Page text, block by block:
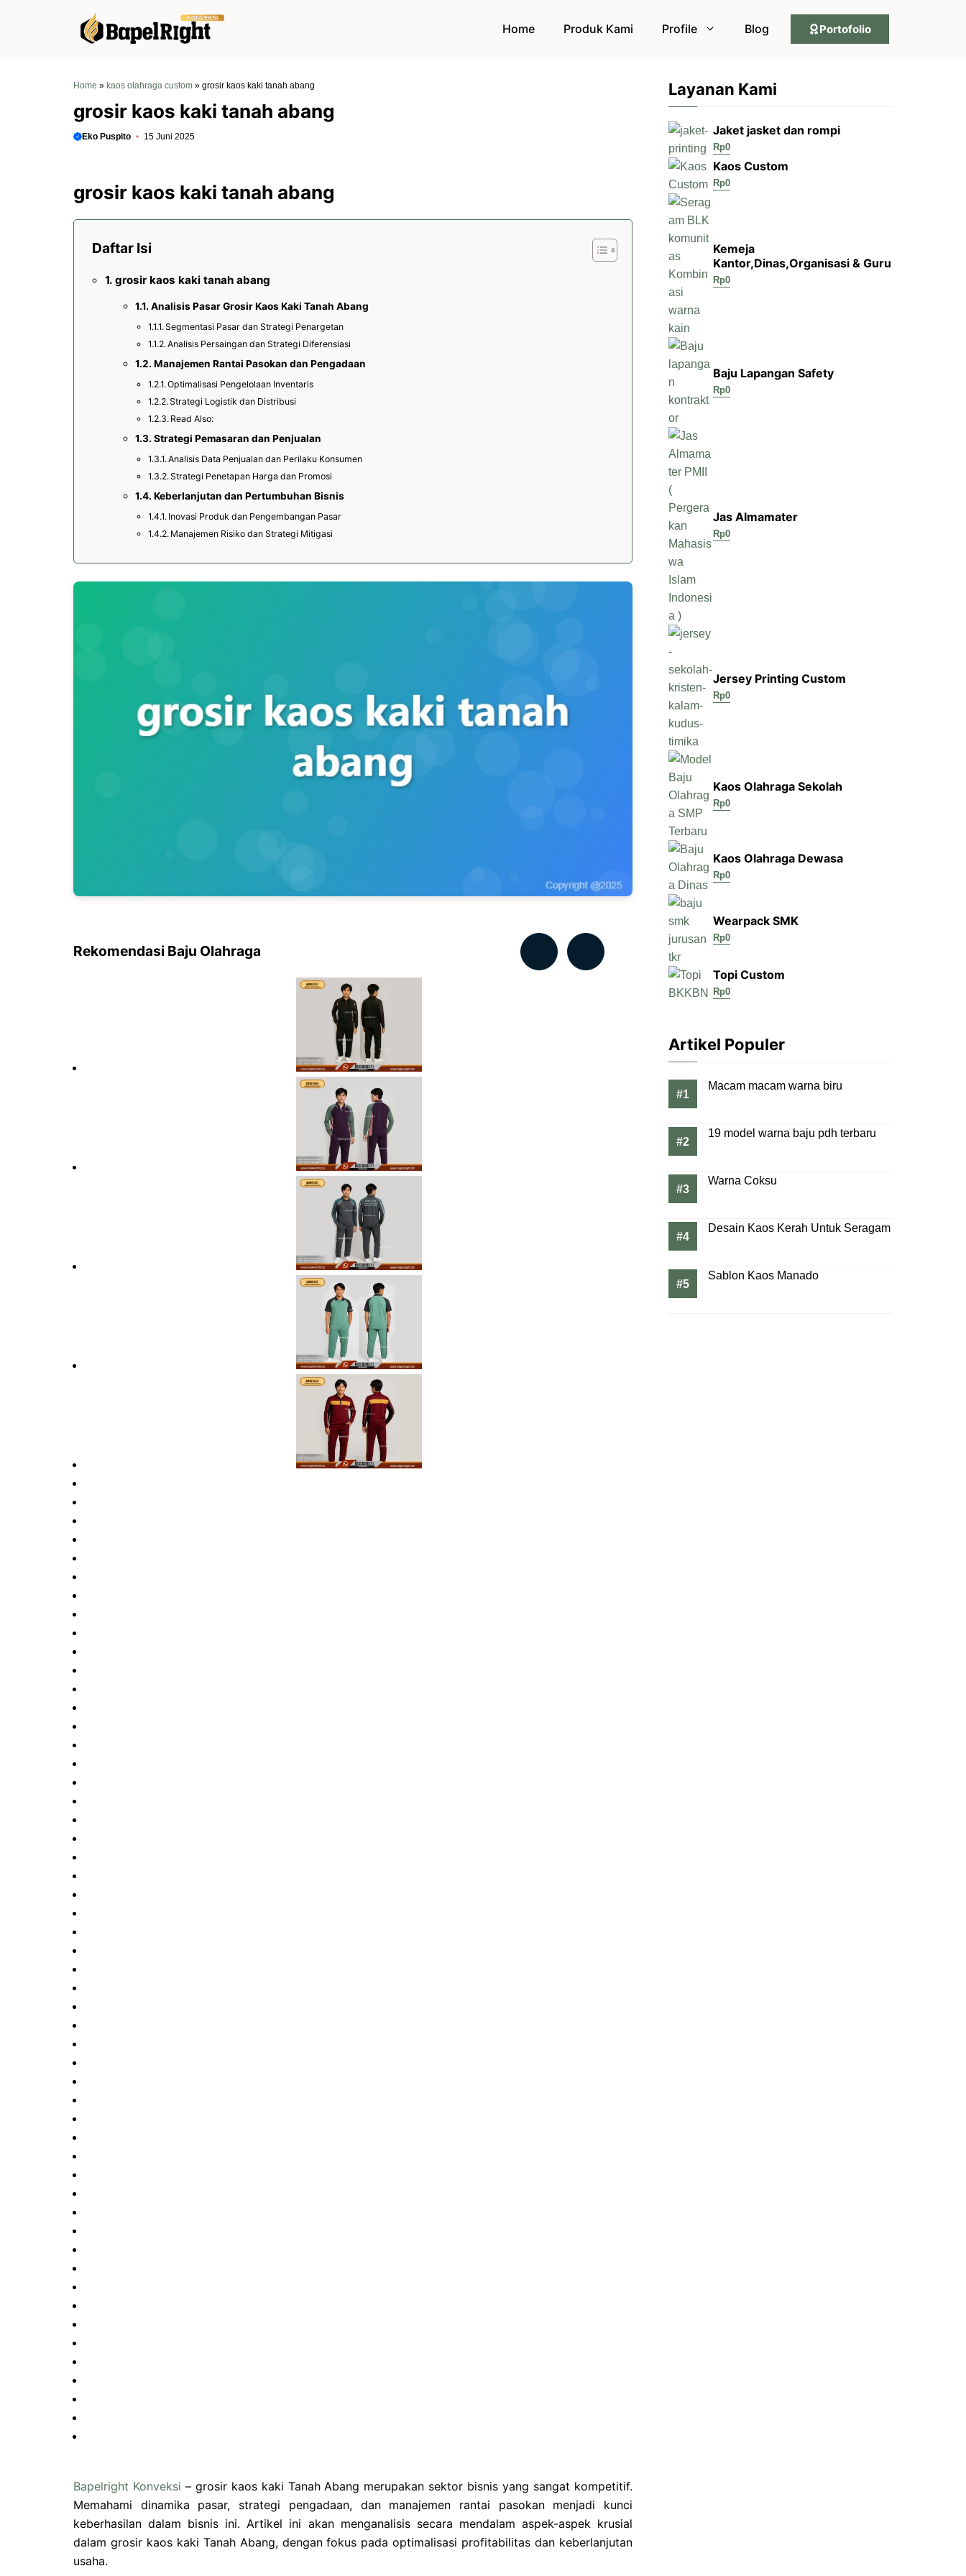
Home Produk Kami Profile Blog Portofolio
Home » kaos olahraga custom » grosir kaos kaki tanah abang
grosir kaos kaki tanah abang
Eko Puspito 15 Juni 2025
grosir kaos kaki tanah abang
Daftar Isi
grosir kaos kaki tanah abang
Analisis Pasar Grosir Kaos Kaki Tanah Abang
Segmentasi Pasar dan Strategi Penargetan
Analisis Persaingan dan Strategi Diferensiasi
Manajemen Rantai Pasokan dan Pengadaan
Optimalisasi Pengelolaan Inventaris
Strategi Logistik dan Distribusi
Read Also:
Strategi Pemasaran dan Penjualan
Analisis Data Penjualan dan Perilaku Konsumen
Strategi Penetapan Harga dan Promosi
Keberlanjutan dan Pertumbuhan Bisnis
Inovasi Produk dan Pengembangan Pasar
Manajemen Risiko dan Strategi Mitigasi
Rekomendasi Baju Olahraga
Bapelright Konveksi – grosir kaos kaki Tanah Abang merupakan sektor bisnis yang sangat kompetitif.
Memahami dinamika pasar, strategi pengadaan, dan manajemen rantai pasokan menjadi kunci
keberhasilan dalam bisnis ini. Artikel ini akan menganalisis secara mendalam aspek-aspek krusial
dalam grosir kaos kaki Tanah Abang, dengan fokus pada optimalisasi profitabilitas dan keberlanjutan
usaha.
Layanan Kami
Jaket jasket dan rompi
Rp0
Kaos Custom
Rp0
Kemeja
Kantor,Dinas,Organisasi & Guru
Rp0
Baju Lapangan Safety
Rp0
Jas Almamater
Rp0
Jersey Printing Custom
Rp0
Kaos Olahraga Sekolah
Rp0
Kaos Olahraga Dewasa
Rp0
Wearpack SMK
Rp0
Topi Custom
Rp0
Artikel Populer
Macam macam warna biru
19 model warna baju pdh terbaru
Warna Coksu
Desain Kaos Kerah Untuk Seragam
Sablon Kaos Manado